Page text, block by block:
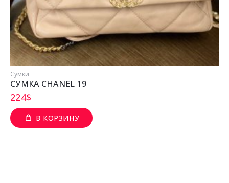
Сумки
СУМКА CHANEL 19
224$
В КОРЗИНУ